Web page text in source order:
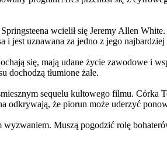
wcielił się Jeremy Allen
i jest uznawana za jedno z jego
się, mają udane życie zawodowe i
dochodzą tłumione żale.
sequelu kultowego filmu. Córka
odkrywają, że piorun może uderzyć
Muszą pogodzić rolę